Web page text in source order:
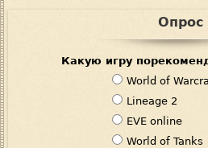
Опрос
Какую игру
В
а
р
и
World of
Lineage 2
EVE online
World of Tanks